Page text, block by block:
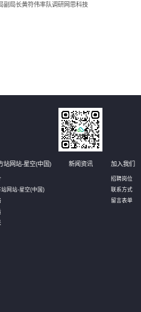
副局长黄符伟率队调研网思科技
站网站-星空(中国)
网站-星空(中国)
新闻资讯 加入我们
招聘岗位
联系方式
留言表单